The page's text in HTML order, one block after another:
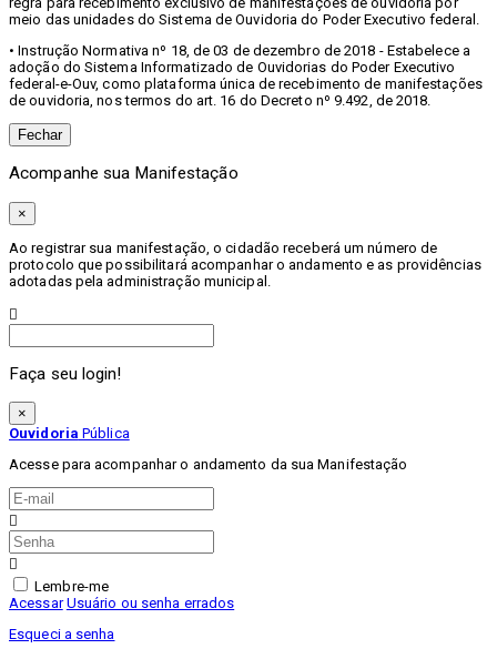
meio das unidades do Sistema de Ouvidoria do Poder Executivo federal.
• Instrução Normativa nº 18, de 03 de dezembro de 2018 - Estabelece a
adoção do Sistema Informatizado de Ouvidorias do Poder Executivo
federal-e-Ouv, como plataforma única de recebimento de manifestações
de ouvidoria, nos termos do art. 16 do Decreto nº 9.492, de 2018.
Fechar
Acompanhe sua Manifestação
×
Ao registrar sua manifestação, o cidadão receberá um número de
protocolo que possibilitará acompanhar o andamento e as providências
adotadas pela administração municipal.
Faça seu login!
×
Ouvidoria Pública
Acesse para acompanhar o andamento da sua Manifestação
Lembre-me
Acessar Usuário ou senha errados
Esqueci a senha